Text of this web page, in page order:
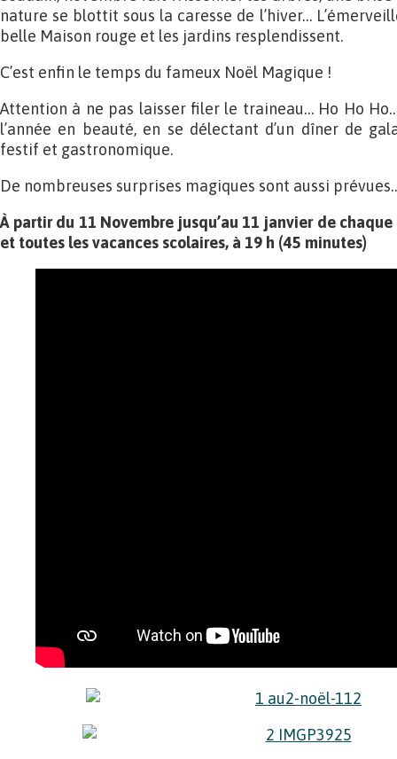
nature se blottit sous la caresse de l’hiver…
belle Maison rouge et les jardins resplendissent.
C’est enfin le temps du fameux Noël Magique !
Attention à ne pas laisser filer le traineau… Ho Ho
l’année en beauté, en se délectant d’un dîner de
festif et gastronomique.
De nombreuses surprises magiques sont aussi
À partir du 11 Novembre jusqu’au 11 janvier de
et toutes les vacances scolaires, à 19 h (45 minutes)